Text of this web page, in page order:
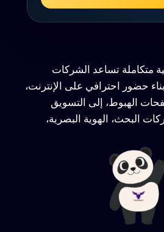
متكاملة تساعد الشركات
حضور احترافي على الإنترنت،
الهبوط، إلى التسويق
البحث، الهوية البصرية،